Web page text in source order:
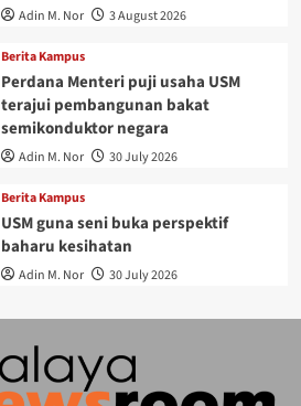
Adin M. Nor 3 August 2026
Berita Kampus
Perdana Menteri puji usaha USM
terajui pembangunan bakat
semikonduktor negara
Adin M. Nor 30 July 2026
Berita Kampus
USM guna seni buka perspektif
baharu kesihatan
Adin M. Nor 30 July 2026